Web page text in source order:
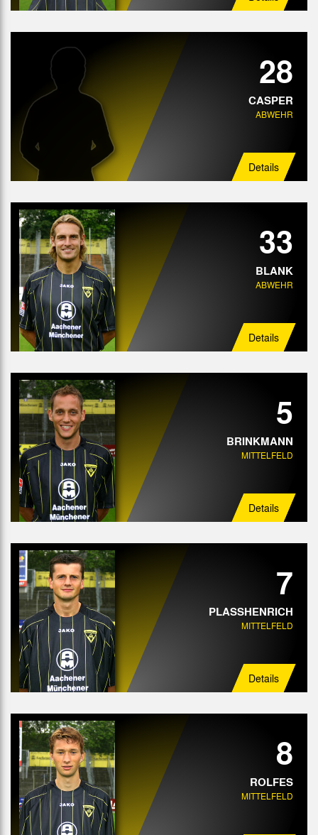
28
CASPER
ABWEHR
Details
33
BLANK
ABWEHR
Details
5
BRINKMANN
MITTELFELD
Details
7
PLASSHENRICH
MITTELFELD
Details
8
ROLFES
MITTELFELD